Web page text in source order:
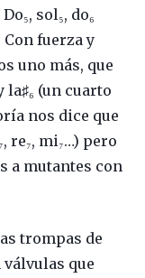
sol₅, do₆
Con fuerza y
uno más, que
la♯₆ (un cuarto
nos dice que
re₇, mi₇…) pero
a mutantes con
trompas de
que